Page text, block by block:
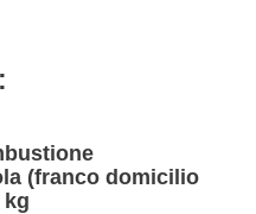
(franco domicilio
kg